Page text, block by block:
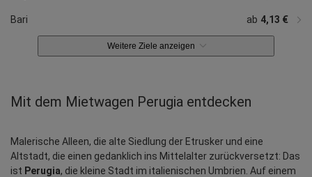
Bari ab 4,13 €
Weitere Ziele anzeigen
Mit dem Mietwagen Perugia entdecken
Malerische Alleen, die alte Siedlung der Etrusker und eine
Altstadt, die einen gedanklich ins Mittelalter zurückversetzt: Das
ist Perugia, die kleine Stadt im italienischen Umbrien. Auf einem